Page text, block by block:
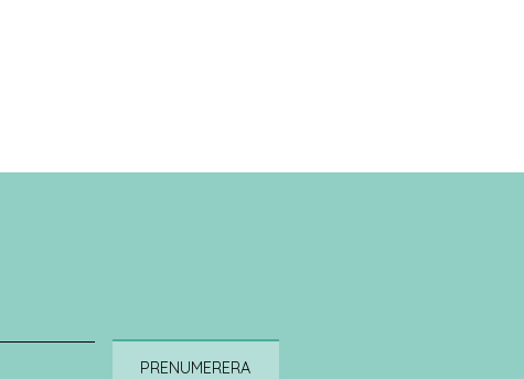
PRENUMERERA